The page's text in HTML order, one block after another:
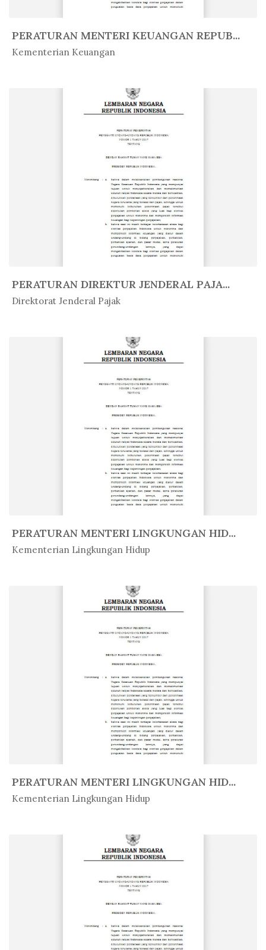
PERATURAN MENTERI KEUANGAN REPUB...
Kementerian Keuangan
In Peratur...
PERATURAN DIREKTUR JENDERAL PAJA...
Direktorat Jenderal Pajak
In Peratur...
PERATURAN MENTERI LINGKUNGAN HID...
Kementerian Lingkungan Hidup
In Peratur...
PERATURAN MENTERI LINGKUNGAN HID...
Kementerian Lingkungan Hidup
In Peratur...